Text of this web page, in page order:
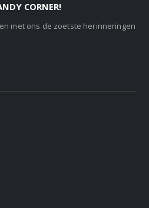
CORNER!
met ons de zoetste herinneringen